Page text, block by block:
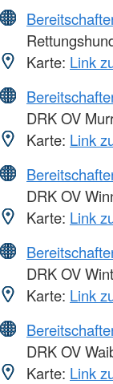
Karte: Link
DRK OV
Karte: Link
DRK OV
Karte: Link
DRK OV
Karte: Link
DRK OV
Karte: Link